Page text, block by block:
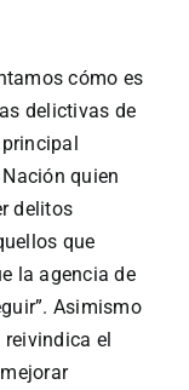
cómo es
delictivas de
quien
delitos
que
la agencia de
Asimismo
el